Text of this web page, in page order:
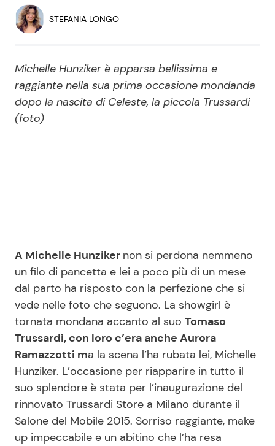
Persone Scomparse
Soap Opera
ShowBiz
Benessere
Casa
Moda e Style
Mondo Mamma
News benessere
Salute
Cucina e Ricette
Consigli di Cucina
Dolci
Le Ricette in TV
Primi Piatti
Ricette Facili e Veloci
STEFANIA LONGO
Michelle Hunziker è apparsa bellissima e
raggiante nella sua prima occasione mondanda
dopo la nascita di Celeste, la piccola Trussardi
(foto)
A Michelle Hunziker non si perdona nemmeno
un filo di pancetta e lei a poco più di un mese
dal parto ha risposto con la perfezione che si
vede nelle foto che seguono. La showgirl è
tornata mondana accanto al suo Tomaso
Trussardi, con loro c’era anche Aurora
Ramazzotti ma la scena l’ha rubata lei, Michelle
Hunziker. L’occasione per riapparire in tutto il
suo splendore è stata per l’inaugurazione del
rinnovato Trussardi Store a Milano durante il
Salone del Mobile 2015. Sorriso raggiante, make
up impeccabile e un abitino che l’ha resa